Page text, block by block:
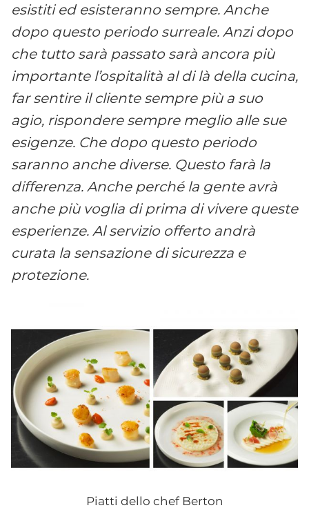
esistiti ed esisteranno sempre. Anche
dopo questo periodo surreale. Anzi dopo
che tutto sarà passato sarà ancora più
importante l’ospitalità al di là della cucina,
far sentire il cliente sempre più a suo
agio, rispondere sempre meglio alle sue
esigenze. Che dopo questo periodo
saranno anche diverse. Questo farà la
differenza. Anche perché la gente avrà
anche più voglia di prima di vivere queste
esperienze. Al servizio offerto andrà
curata la sensazione di sicurezza e
protezione.
Piatti dello chef Berton